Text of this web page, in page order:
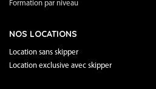
Formation par niveau
NOS LOCATIONS
Location sans skipper
Location exclusive avec skipper